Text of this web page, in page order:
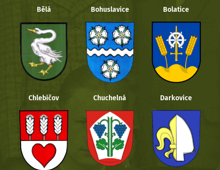
Bělá Bohuslavice Bolatice
Chlebičov Chuchelná Darkovice